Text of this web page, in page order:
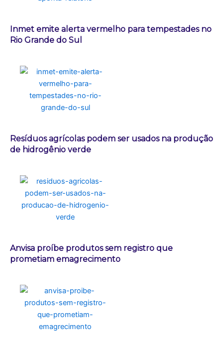
Inmet emite alerta vermelho para tempestades no
Rio Grande do Sul
Resíduos agrícolas podem ser usados na produção
de hidrogênio verde
Anvisa proíbe produtos sem registro que
prometiam emagrecimento